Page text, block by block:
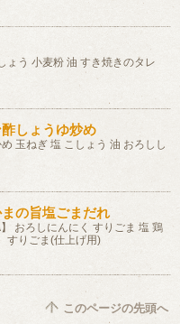
ょう 小麦粉 油 すき焼きのタレ
しょうゆ炒め
玉ねぎ 塩 こしょう 油 おろしし
の旨塩ごまだれ
おろしにんにく すりごま 塩 鶏
りごま(仕上げ用)
このページの先頭へ